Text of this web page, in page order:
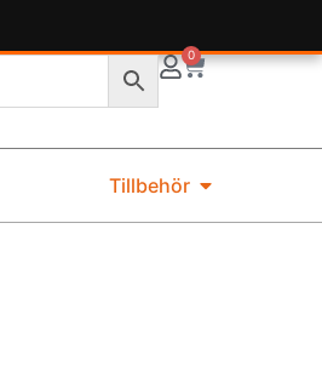
0
Tillbehör